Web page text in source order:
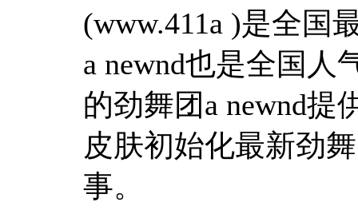
(www.411a )是全国
a newnd也是全国人
的劲舞团a newnd提
皮肤初始化最新劲
事。